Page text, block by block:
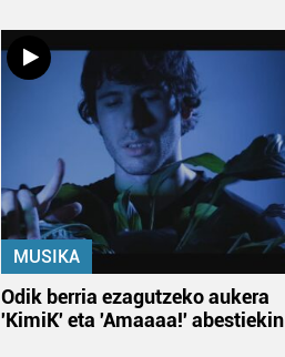
MUSIKA
Odik berria ezagutzeko aukera
'KimiK' eta 'Amaaaa!' abestiekin